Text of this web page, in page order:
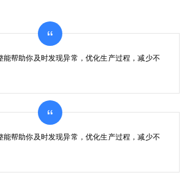
能帮助你及时发现异常，优化生产过程，减少不
能帮助你及时发现异常，优化生产过程，减少不